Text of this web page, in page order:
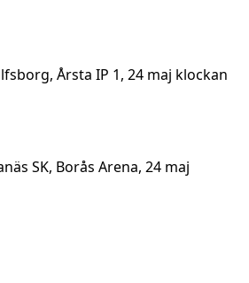
Årsta IP 1, 24 maj klockan
SK, Borås Arena, 24 maj